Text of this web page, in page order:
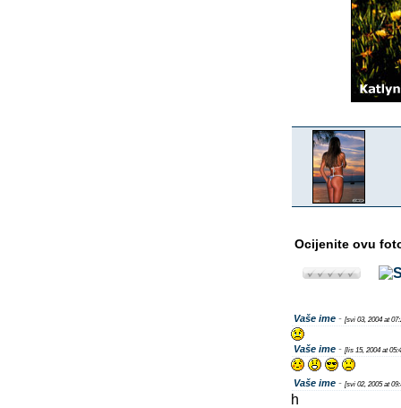
Ocijenite ovu
Vaše ime - [svi 03, 2004 at
Vaše ime - [lis 15, 2004 at
Vaše ime - [svi 02, 2005 at
h